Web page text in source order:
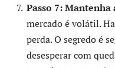
Passo 7:
mercado é volátil.
perda. O segredo é
desesperar com